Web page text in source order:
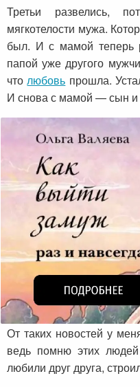
Третьи развелись,
мягкотелости мужа.
был. И с мамой теперь
папой уже другого
чтолюбовь прошла.
И снова с мамой — сын и
От таких новостей у
ведь помню этих
любили друг друга,